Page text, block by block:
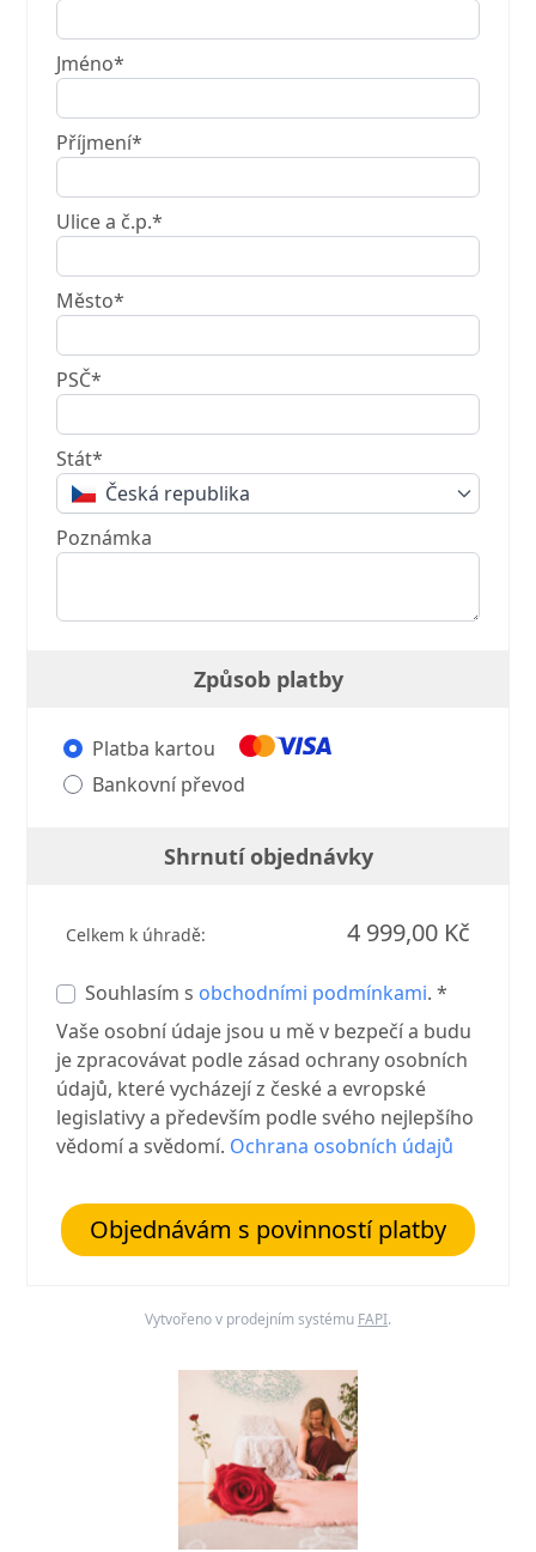
Jméno*
Příjmení*
Ulice a č.p.*
Město*
PSČ*
Stát*
Česká republika
Poznámka
Způsob platby
Platba kartou
Bankovní převod
Shrnutí objednávky
Celkem k úhradě: 4 999,00 Kč
Souhlasím s obchodními podmínkami. *
Vaše osobní údaje jsou u mě v bezpečí a budu
je zpracovávat podle zásad ochrany osobních
údajů, které vycházejí z české a evropské
legislativy a především podle svého nejlepšího
vědomí a svědomí. Ochrana osobních údajů
Objednávám s povinností platby
Vytvořeno v prodejním systému FAPI.